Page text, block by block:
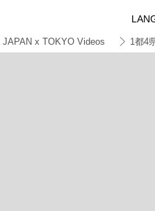
JAPAN x TOKYO Videos 1都4